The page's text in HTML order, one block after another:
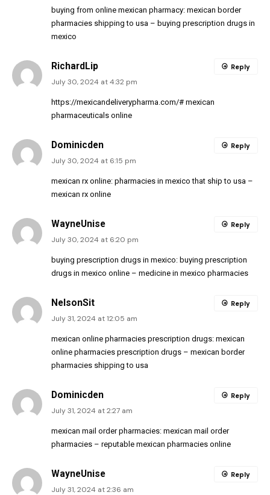
buying from online mexican pharmacy: mexican border
pharmacies shipping to usa – buying prescription drugs in
mexico
RichardLip
July 30, 2024 at 4:32 pm
https://mexicandeliverypharma.com/# mexican
pharmaceuticals online
Reply
Dominicden
July 30, 2024 at 6:15 pm
mexican rx online: pharmacies in mexico that ship to usa –
mexican rx online
Reply
WayneUnise
July 30, 2024 at 6:20 pm
buying prescription drugs in mexico: buying prescription
drugs in mexico online – medicine in mexico pharmacies
Reply
NelsonSit
July 31, 2024 at 12:05 am
mexican online pharmacies prescription drugs: mexican
online pharmacies prescription drugs – mexican border
pharmacies shipping to usa
Reply
Dominicden
July 31, 2024 at 2:27 am
mexican mail order pharmacies: mexican mail order
pharmacies – reputable mexican pharmacies online
Reply
WayneUnise
July 31, 2024 at 2:36 am
Reply